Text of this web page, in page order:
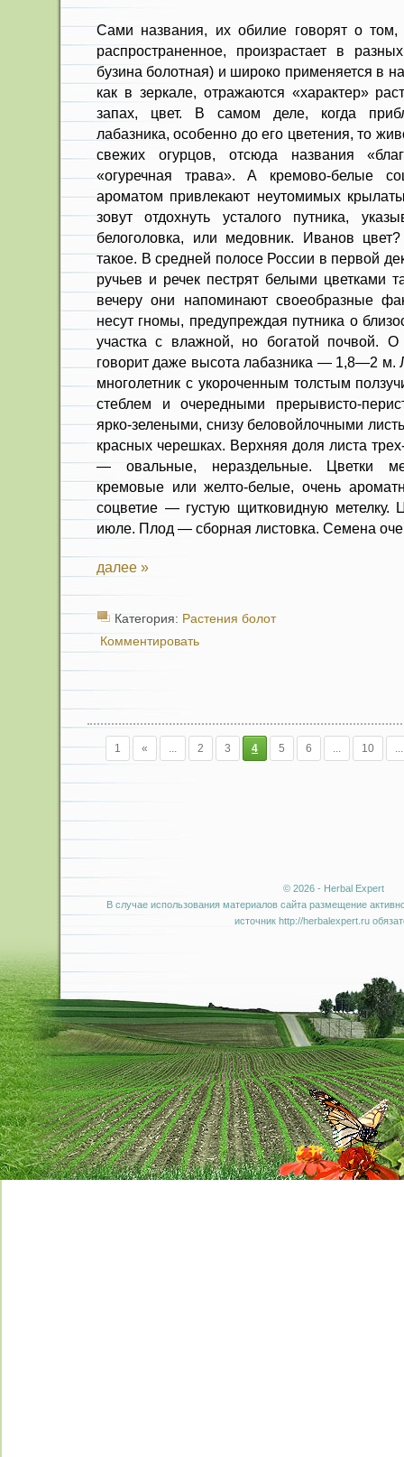
Сами названия, их обилие говорят о том,
распространенное, произрастает в
бузина болотная) и широко применяется в
как в зеркале, отражаются «характер»
запах, цвет. В самом деле, когда
лабазника, особенно до его цветения, то
свежих огурцов, отсюда названия
«огуречная трава». А кремово-белые
ароматом привлекают неутомимых
зовут отдохнуть усталого путника,
белоголовка, или медовник. Иванов
такое. В средней полосе России в первой
ручьев и речек пестрят белыми цветками
вечеру они напоминают своеобразные
несут гномы, предупреждая путника о
участка с влажной, но богатой почвой. О
говорит даже высота лабазника — 1,8—2 м.
многолетник с укороченным толстым
стеблем и очередными прерывисто-
ярко-зелеными, снизу беловойлочными
красных черешках. Верхняя доля листа
— овальные, нераздельные. Цветки
кремовые или желто-белые, очень
соцветие — густую щитковидную метелку.
июле. Плод — сборная листовка. Семена
далее »
Категория: Растения болот
Комментировать
1 « ... 2 3 4 5 6 ... 10 ...
© 2026 - Herbal Expert
В случае использования материалов сайта размещение
источник http://herbalexpert.ru